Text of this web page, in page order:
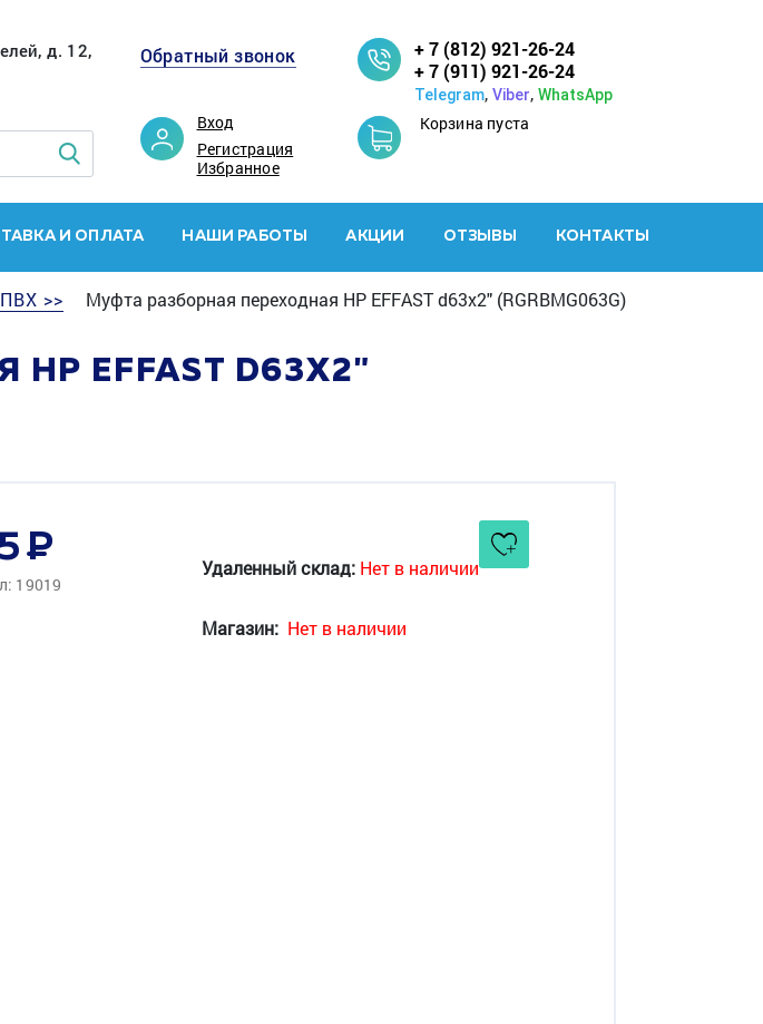
д. 12,
Обратный звонок
Вход
Регистрация
Избранное
+ 7 (812) 921-26-24
+ 7 (911) 921-26-24
Telegram, Viber, WhatsApp
Корзина пуста
И ОПЛАТА НАШИ РАБОТЫ АКЦИИ ОТЗЫВЫ КОНТАКТЫ
>> Муфта разборная переходная HР EFFAST d63x2" (RGRBMG063G)
EFFAST D63X2"
19019
Удаленный склад: Нет в наличии
Магазин: Нет в наличии